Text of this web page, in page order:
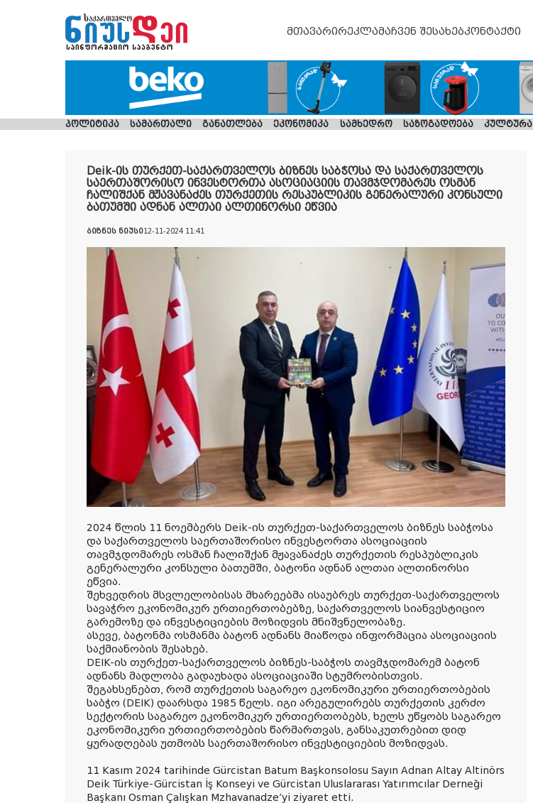
მთავარირეკლამაჩვენ შესახებკონტაქტი
პოლიტიკა სამართალი განათლება ეკონომიკა სამხედრო საზოგადოება კულტურა
Deik-ის თურქეთ-საქართველოს ბიზნეს საბჭოსა და საქართველოს
საერთაშორისო ინვესტორთა ასოციაციის თავმჯდომარეს ოსმან
ჩალიშქან მჟავანაძეს თურქეთის რესპუბლიკის გენერალური კონსული
ბათუმში ადნან ალთაი ალთინორსი ეწვია
ბიზნეს ნიუსი12-11-2024 11:41
2024 წლის 11 ნოემბერს Deik-ის თურქეთ-საქართველოს ბიზნეს საბჭოსა
და საქართველოს საერთაშორისო ინვესტორთა ასოციაციის
თავმჯდომარეს ოსმან ჩალიშქან მჟავანაძეს თურქეთის რესპუბლიკის
გენერალური კონსული ბათუმში, ბატონი ადნან ალთაი ალთინორსი
ეწვია.
შეხვედრის მსვლელობისას მხარეებმა ისაუბრეს თურქეთ-საქართველოს
სავაჭრო ეკონომიკურ ურთიერთობებზე, საქართველოს სიანვესტიციო
გარემოზე და ინვესტიციების მოზიდვის მნიშვნელობაზე.
ასევე, ბატონმა ოსმანმა ბატონ ადნანს მიაწოდა ინფორმაცია ასოციაციის
საქმიანობის შესახებ.
DEIK-ის თურქეთ-საქართველოს ბიზნეს-საბჭოს თავმჯდომარემ ბატონ
ადნანს მადლობა გადაუხადა ასოციაციაში სტუმრობისთვის.
შეგახსენებთ, რომ თურქეთის საგარეო ეკონომიკური ურთიერთობების
საბჭო (DEIK) დაარსდა 1985 წელს. იგი არეგულირებს თურქეთის კერძო
სექტორის საგარეო ეკონომიკურ ურთიერთობებს, ხელს უწყობს საგარეო
ეკონომიკური ურთიერთობების წარმართვას, განსაკუთრებით დიდ
ყურადღებას უთმობს საერთაშორისო ინვესტიციების მოზიდვას.
11 Kasım 2024 tarihinde Gürcistan Batum Başkonsolosu Sayın Adnan Altay Altinörs
Deik Türkiye-Gürcistan İş Konseyi ve Gürcistan Uluslararası Yatırımcılar Derneği
Başkanı Osman Çalışkan Mzhavanadze’yi ziyaret etti.